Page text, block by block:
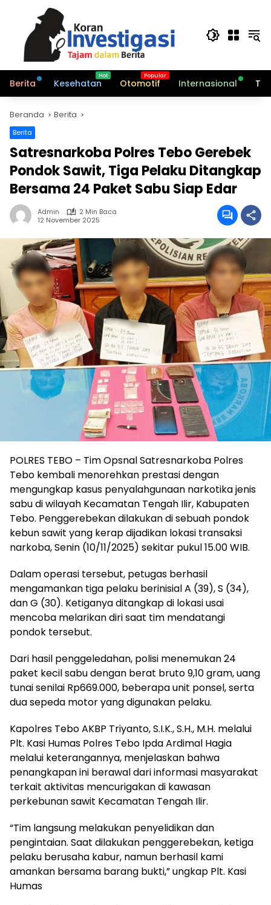
Berita Kesehatan Otomotif Internasional
Beranda Berita
Berita
Satresnarkoba Polres Tebo Gerebek
Pondok Sawit, Tiga Pelaku Ditangkap
Bersama 24 Paket Sabu Siap Edar
Admin
2 Min Baca
12 November 2025
POLRES TEBO – Tim Opsnal Satresnarkoba Polres
Tebo kembali menorehkan prestasi dengan
mengungkap kasus penyalahgunaan narkotika jenis
sabu di wilayah Kecamatan Tengah Ilir, Kabupaten
Tebo. Penggerebekan dilakukan di sebuah pondok
kebun sawit yang kerap dijadikan lokasi transaksi
narkoba, Senin (10/11/2025) sekitar pukul 15.00 WIB.
Dalam operasi tersebut, petugas berhasil
mengamankan tiga pelaku berinisial A (39), S (34),
dan G (30). Ketiganya ditangkap di lokasi usai
mencoba melarikan diri saat tim mendatangi
pondok tersebut.
Dari hasil penggeledahan, polisi menemukan 24
paket kecil sabu dengan berat bruto 9,10 gram, uang
tunai senilai Rp669.000, beberapa unit ponsel, serta
dua sepeda motor yang digunakan pelaku.
Kapolres Tebo AKBP Triyanto, S.I.K., S.H., M.H. melalui
Plt. Kasi Humas Polres Tebo Ipda Ardimal Hagia
melalui keterangannya, menjelaskan bahwa
penangkapan ini berawal dari informasi masyarakat
terkait aktivitas mencurigakan di kawasan
perkebunan sawit Kecamatan Tengah Ilir.
“Tim langsung melakukan penyelidikan dan
pengintaian. Saat dilakukan penggerebekan, ketiga
pelaku berusaha kabur, namun berhasil kami
amankan bersama barang bukti,” ungkap Plt. Kasi
Humas